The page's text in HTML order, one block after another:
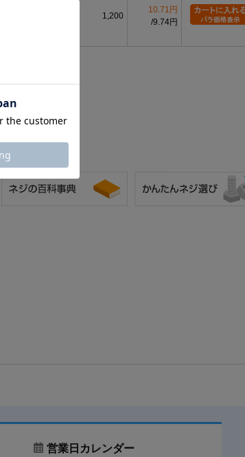
1,200
10.71円
9.74円
営業日カレンダー